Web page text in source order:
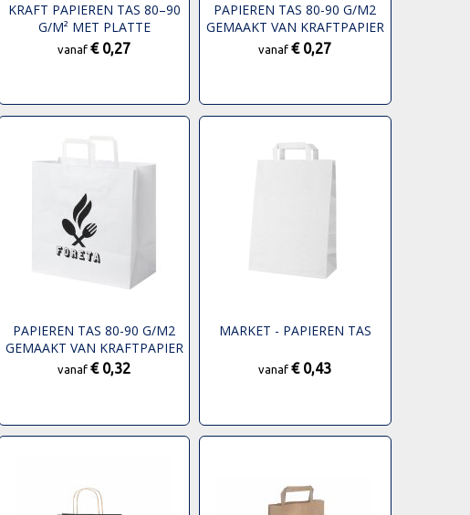
KRAFT PAPIEREN TAS 80–90
G/M² MET PLATTE
HANDVATTEN – 32 X 17 X 39
vanaf€ 0,27
PAPIEREN TAS 80-90 G/M2
GEMAAKT VAN KRAFTPAPIER
MET GEDRAAIDE
HANDVATEN - 32 X 12 X 40
vanaf€ 0,27
PAPIEREN TAS 80-90 G/M2
GEMAAKT VAN KRAFTPAPIER
MET PLATTE HANDGREPEN -
34 X 20 X 35 CM
vanaf€ 0,32
MARKET - PAPIEREN TAS
vanaf€ 0,43